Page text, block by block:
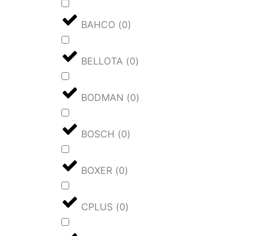
BAHCO (0)
BELLOTA (0)
BODMAN (0)
BOSCH (0)
BOXER (0)
CPLUS (0)